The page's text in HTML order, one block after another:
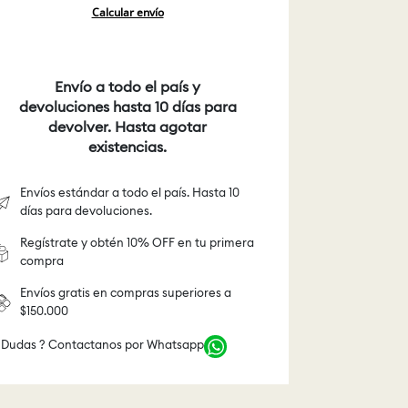
Calcular envío
Envío a todo el país y
devoluciones hasta 10 días para
devolver. Hasta agotar
existencias.
Envíos estándar a todo el país. Hasta 10
días para devoluciones.
Regístrate y obtén 10% OFF en tu primera
compra
Envíos gratis en compras superiores a
$150.000
Dudas ? Contactanos por Whatsapp